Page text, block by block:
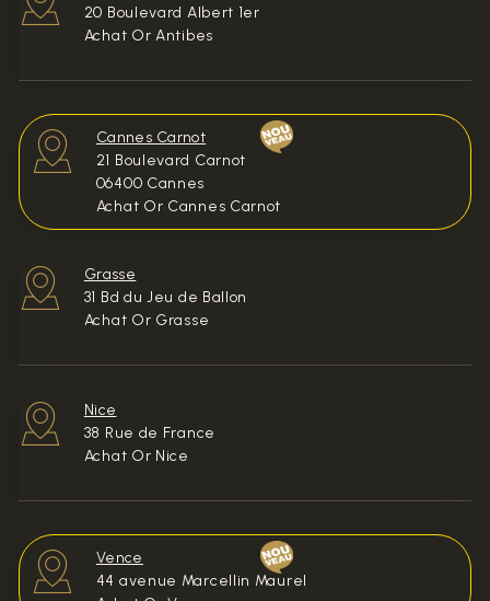
20 Boulevard Albert 1er
Achat Or Antibes
Cannes Carnot
21 Boulevard Carnot
06400 Cannes
Achat Or Cannes Carnot
Grasse
31 Bd du Jeu de Ballon
Achat Or Grasse
Nice
38 Rue de France
Achat Or Nice
Vence
44 avenue Marcellin Maurel